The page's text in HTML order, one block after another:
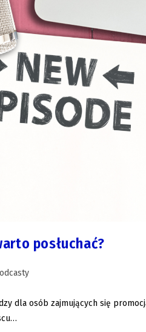
posłuchać?
dla osób zajmujących się